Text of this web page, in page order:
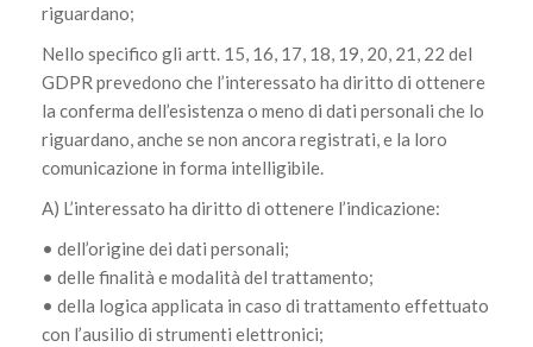
riguardano;
Nello specifico gli artt. 15, 16, 17, 18, 19, 20, 21, 22 del
GDPR prevedono che l’interessato ha diritto di ottenere
la conferma dell’esistenza o meno di dati personali che lo
riguardano, anche se non ancora registrati, e la loro
comunicazione in forma intelligibile.
A) L’interessato ha diritto di ottenere l’indicazione:
• dell’origine dei dati personali;
• delle finalità e modalità del trattamento;
• della logica applicata in caso di trattamento effettuato
con l’ausilio di strumenti elettronici;